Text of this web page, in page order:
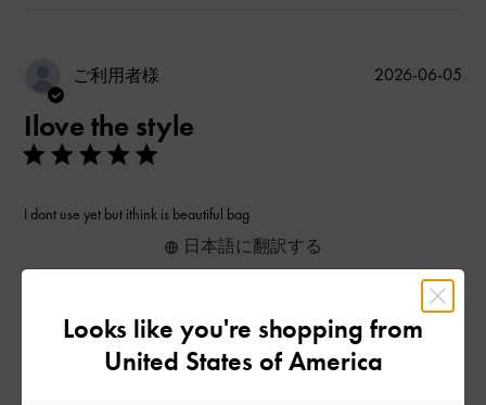
ご利用者様
Ilove the style
I dont use yet but ithink is beautiful bag
デザイン
とてもよかった
日本語に翻訳する
公
2026-06-05
Looks like you're shopping from
United States of America